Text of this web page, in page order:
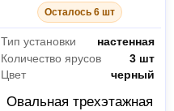
Осталось 6 шт
Тип установки
настенная
Количество ярусов
3 шт
Цвет
черный
Овальная трехэтажная